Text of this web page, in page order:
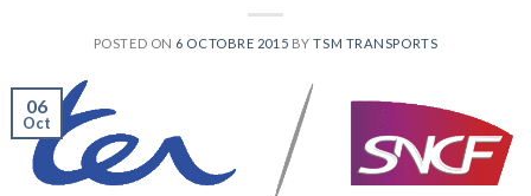
POSTED ON 6 OCTOBRE 2015 BYTSM TRANSPORTS
06
Oct